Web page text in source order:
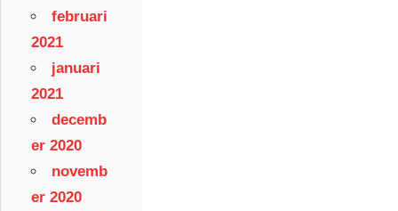
februari
2021
januari
2021
decemb
er 2020
novemb
er 2020